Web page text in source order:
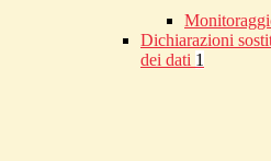
Dichiarazioni
dei dati 1